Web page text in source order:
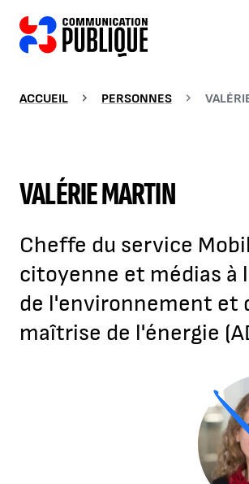
ACCUEIL PERSONNES
VALÉRIE MARTIN
Cheffe du service
citoyenne et médias à
de l'environnement et
maîtrise de l'énergie
Agrandir